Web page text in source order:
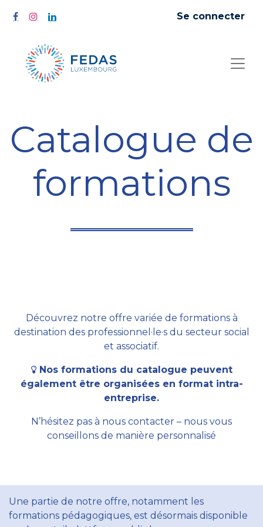
Se connecter
Catalogue de
formations
Découvrez notre offre variée de formations à
destination des professionnel·le·s du secteur social
et associatif.
Nos formations du catalogue peuvent
également être organisées en format intra-
entreprise.
N’hésitez pas à nous contacter – nous vous
conseillons de manière personnalisé
Une partie de notre offre, notamment les
formations pédagogiques, est désormais disponible